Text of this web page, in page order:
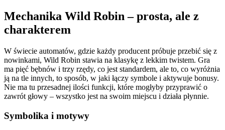
Mechanika Wild Robin – prosta, ale z
charakterem
W świecie automatów, gdzie każdy producent próbuje przebić się z
nowinkami, Wild Robin stawia na klasykę z lekkim twistem. Gra
ma pięć bębnów i trzy rzędy, co jest standardem, ale to, co wyróżnia
ją na tle innych, to sposób, w jaki łączy symbole i aktywuje bonusy.
Nie ma tu przesadnej ilości funkcji, które mogłyby przyprawić o
zawrót głowy – wszystko jest na swoim miejscu i działa płynnie.
Symbolika i motywy